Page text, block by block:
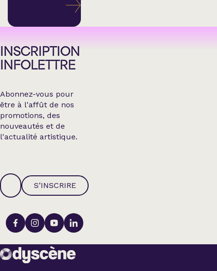
INSCRIPTION
INFOLETTRE
Abonnez-vous pour
être à l'affût de nos
promotions, des
nouveautés et de
l'actualité artistique.
S’INSCRIRE